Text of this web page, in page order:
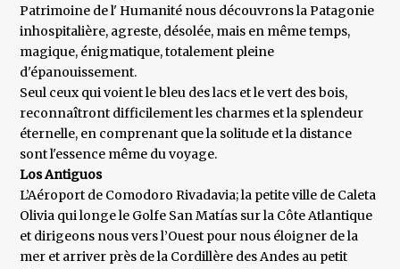
Patrimoine de l' Humanité nous découvrons la Patagonie
inhospitalière, agreste, désolée, mais en même temps,
magique, énigmatique, totalement pleine
d'épanouissement.
Seul ceux qui voient le bleu des lacs et le vert des bois,
reconnaîtront difficilement les charmes et la splendeur
éternelle, en comprenant que la solitude et la distance
sont l'essence même du voyage.
Los Antiguos
L’Aéroport de Comodoro Rivadavia; la petite ville de Caleta
Olivia qui longe le Golfe San Matías sur la Côte Atlantique
et dirigeons nous vers l’Ouest pour nous éloigner de la
mer et arriver près de la Cordillère des Andes au petit